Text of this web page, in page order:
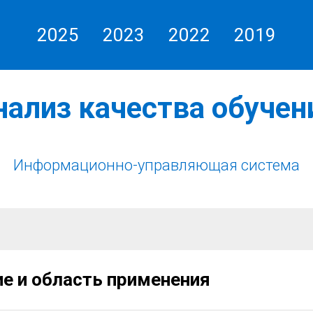
2025 2023 2022 2019
ООО «Газпром добыча Оренбург»
качества
Информационно-управляющая система
и область применения